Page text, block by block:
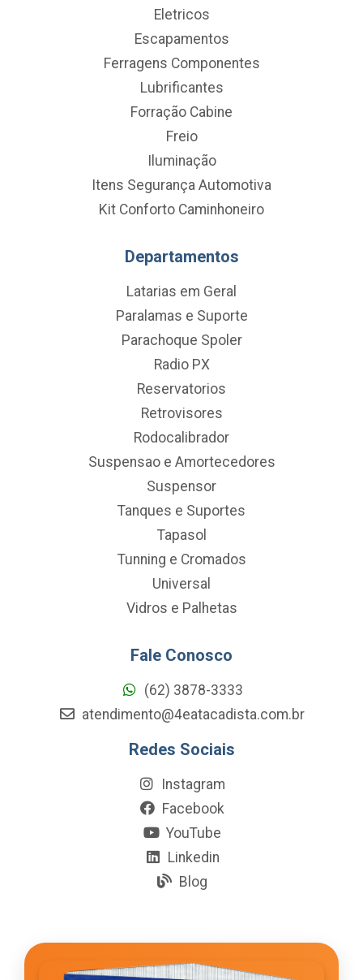
Eletricos
Escapamentos
Ferragens Componentes
Lubrificantes
Forração Cabine
Freio
Iluminação
Itens Segurança Automotiva
Kit Conforto Caminhoneiro
Departamentos
Latarias em Geral
Paralamas e Suporte
Parachoque Spoler
Radio PX
Reservatorios
Retrovisores
Rodocalibrador
Suspensao e Amortecedores
Suspensor
Tanques e Suportes
Tapasol
Tunning e Cromados
Universal
Vidros e Palhetas
Fale Conosco
(62) 3878-3333
atendimento@4eatacadista.com.br
Redes Sociais
Instagram
Facebook
YouTube
Linkedin
Blog